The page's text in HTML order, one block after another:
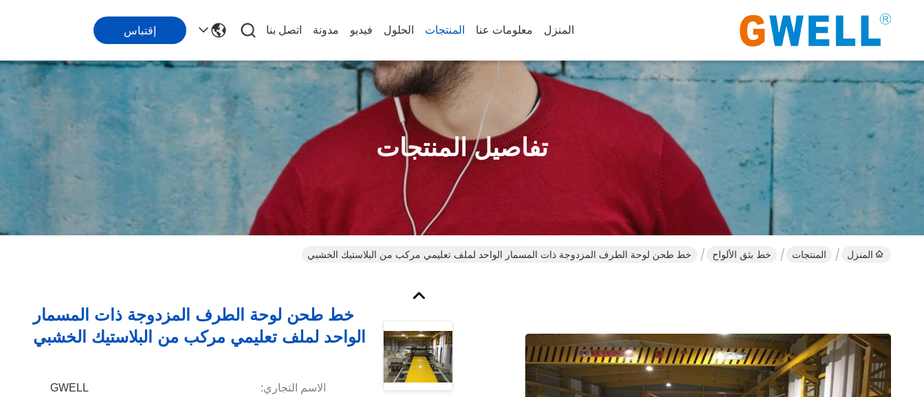
المنزل معلومات عنا المنتجات الحلول فيديو مدونة اتصل بنا إقتباس
تفاصيل المنتجات
المنزل المنتجات خط بثق الألواح خط طحن لوحة الطرف المزدوجة ذات المسمار الواحد لملف تعليمي مركب من البلاستيك الخشبي
خط طحن لوحة الطرف المزدوجة ذات المسمار
الواحد لملف تعليمي مركب من البلاستيك الخشبي
الاسم التجاري: GWELL